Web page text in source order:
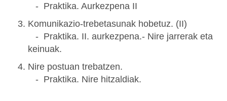
- Praktika. Aurkezpena II
Komunikazio-trebetasunak hobetuz. (II)
- Praktika. II. aurkezpena.- Nire jarrerak eta
keinuak.
Nire postuan trebatzen.
- Praktika. Nire hitzaldiak.